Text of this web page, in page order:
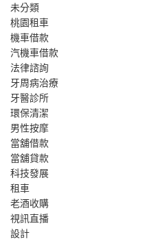
未分類
桃園租車
機車借款
汽機車借款
法律諮詢
牙周病治療
牙醫診所
環保清潔
男性按摩
當舖借款
當舖貸款
科技發展
租車
老酒收購
視訊直播
設計